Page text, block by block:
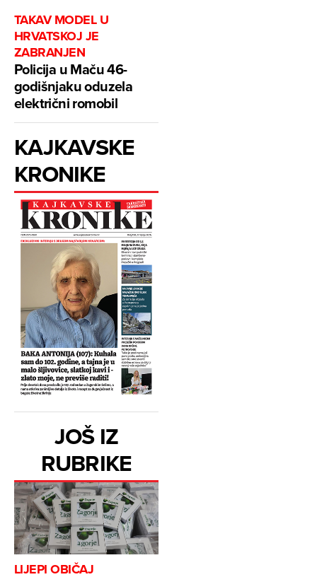
TAKAV MODEL U
HRVATSKOJ JE
ZABRANJEN
Policija u Maču 46-
godišnjaku oduzela
električni romobil
KAJKAVSKE
KRONIKE
JOŠ IZ
RUBRIKE
LIJEPI OBIČAJ